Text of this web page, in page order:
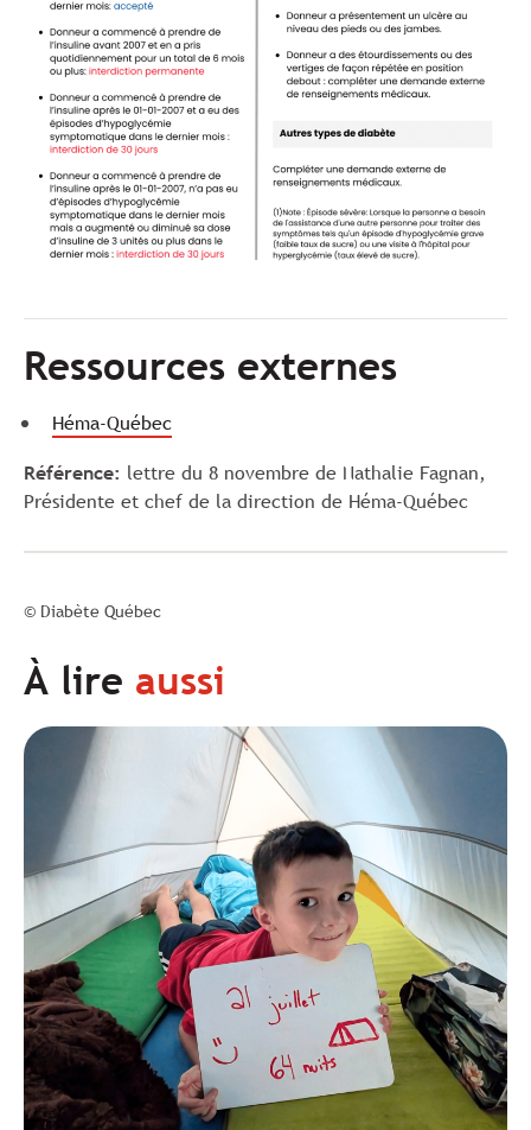
Ressources externes
Héma-Québec
Référence: lettre du 8 novembre de Nathalie Fagnan,
Présidente et chef de la direction de Héma-Québec
© Diabète Québec
À lire aussi